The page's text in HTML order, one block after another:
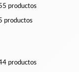
5 productos
productos
4 productos